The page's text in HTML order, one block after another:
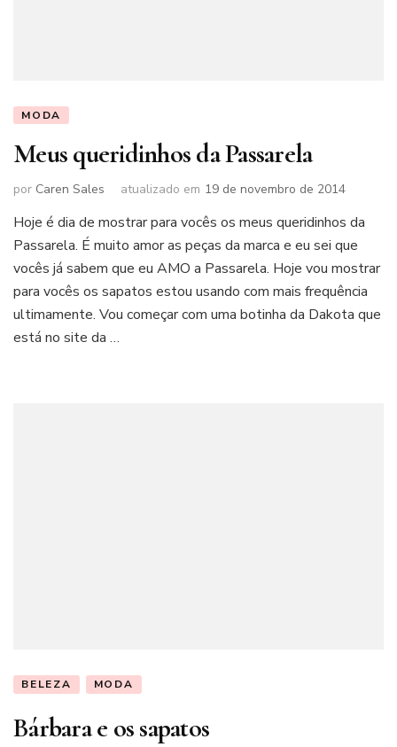
MODA
Meus queridinhos da Passarela
por Caren Sales atualizado em 19 de novembro de 2014
Hoje é dia de mostrar para vocês os meus queridinhos da
Passarela. É muito amor as peças da marca e eu sei que
vocês já sabem que eu AMO a Passarela. Hoje vou mostrar
para vocês os sapatos estou usando com mais frequência
ultimamente. Vou começar com uma botinha da Dakota que
está no site da …
BELEZA MODA
Bárbara e os sapatos